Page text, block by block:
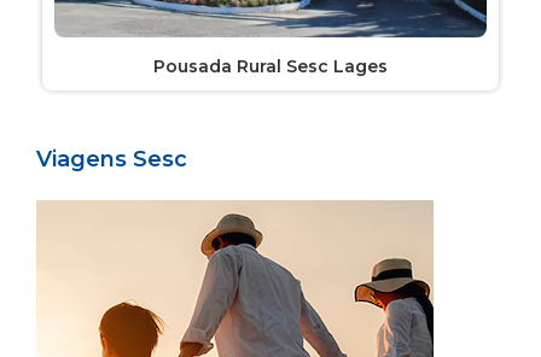
Pousada Rural Sesc Lages
Viagens Sesc